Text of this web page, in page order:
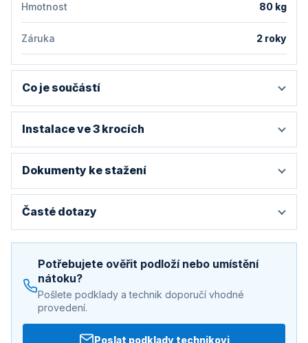
Hmotnost 80 kg
Záruka 2 roky
Co je součástí
Instalace ve 3 krocích
Dokumenty ke stažení
Časté dotazy
Potřebujete ověřit podloží nebo umístění
nátoku?
Pošlete podklady a technik doporučí vhodné
provedení.
Poslat podklady technikovi